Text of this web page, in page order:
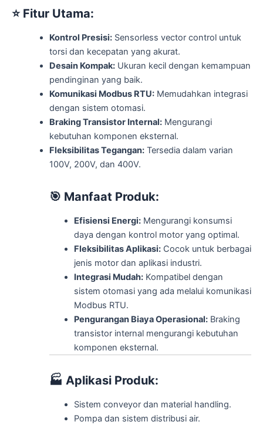
⭐ Fitur Utama:
Kontrol Presisi: Sensorless vector control untuk
torsi dan kecepatan yang akurat.
Desain Kompak: Ukuran kecil dengan kemampuan
pendinginan yang baik.
Komunikasi Modbus RTU: Memudahkan integrasi
dengan sistem otomasi.
Braking Transistor Internal: Mengurangi
kebutuhan komponen eksternal.
Fleksibilitas Tegangan: Tersedia dalam varian
100V, 200V, dan 400V.
🎯 Manfaat Produk:
Efisiensi Energi: Mengurangi konsumsi
daya dengan kontrol motor yang optimal.
Fleksibilitas Aplikasi: Cocok untuk berbagai
jenis motor dan aplikasi industri.
Integrasi Mudah: Kompatibel dengan
sistem otomasi yang ada melalui komunikasi
Modbus RTU.
Pengurangan Biaya Operasional: Braking
transistor internal mengurangi kebutuhan
komponen eksternal.
🏭 Aplikasi Produk:
Sistem conveyor dan material handling.
Pompa dan sistem distribusi air.